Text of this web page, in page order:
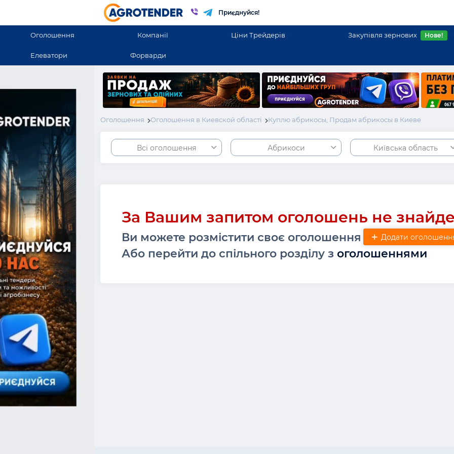
Приєднуйся!
Оголошення Компанії Ціни Трейдерів Закупівля зернових Нове!
Елеватори Форварди
Оголошення Оголошення в Киевской області Куплю абрикосы, Продам абрикосы в Киеве
Всі оголошення Абрикоси Київська область
За Вашим запитом оголошень не
Ви можете розмістити своє оголошення Додати
Або перейти до спільного розділу з оголошеннями